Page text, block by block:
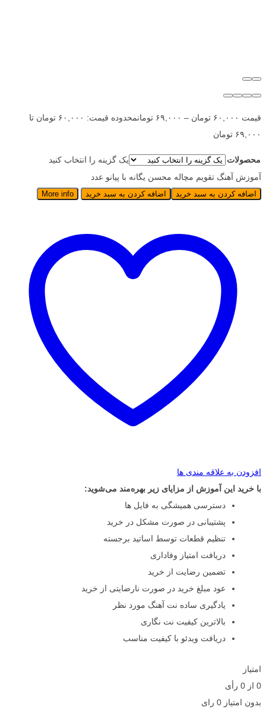
قیمت ۶۰,۰۰۰ تومان – ۶۹,۰۰۰ تومان
محدوده قیمت: ۶۰,۰۰۰ تومان تا
۶۹,۰۰۰ تومان
محصولات
یک گزینه را انتخاب کنید
آموزش آهنگ تقویم مچاله محسن یگانه با پیانو عدد
اضافه کردن به سبد خرید اضافه کردن به سبد خرید More info
افزودن به علاقه مندی ها
با خرید این آموزش از مزایای زیر بهره‌مند می‌شوید:
دسترسی همیشگی به فایل ها
پشتیبانی در صورت مشکل در خرید
تنظیم قطعات توسط اساتید برجسته
دریافت امتیاز وفاداری
تضمین رضایت از خرید
عود مبلغ خرید در صورت نارضایتی از خرید
یادگیری ساده نت آهنگ مورد نظر
بالاترین کیفیت نت نگاری
دریافت ویدئو با کیفیت مناسب
امتیاز
0 از 0 رأی
بدون امتیاز 0 رای